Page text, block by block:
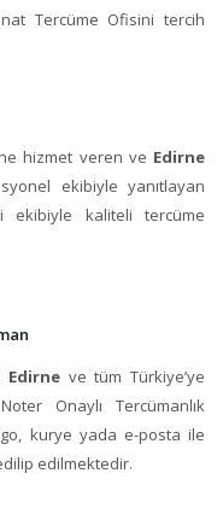
Tercüme Ofisini tercih
hizmet veren ve Edirne
ekibiyle yanıtlayan
ekibiyle kaliteli tercüme
Edirneve tüm Türkiye’ye
Onaylı Tercümanlık
kurye yada e-posta ile
edilmektedir.